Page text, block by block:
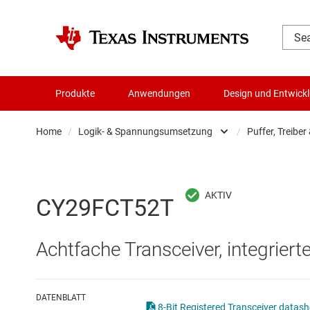
Produkte Anwendungen Design und
Home / Logik- & Spannungsumsetzung
Batteriemanagement-ICs
Die- & Wafer-Services
/ Puffer, Treiber
CY29FCT52T
Achtfache Transceiver,
DATENBLATT
8-Bit Registered Transceiver